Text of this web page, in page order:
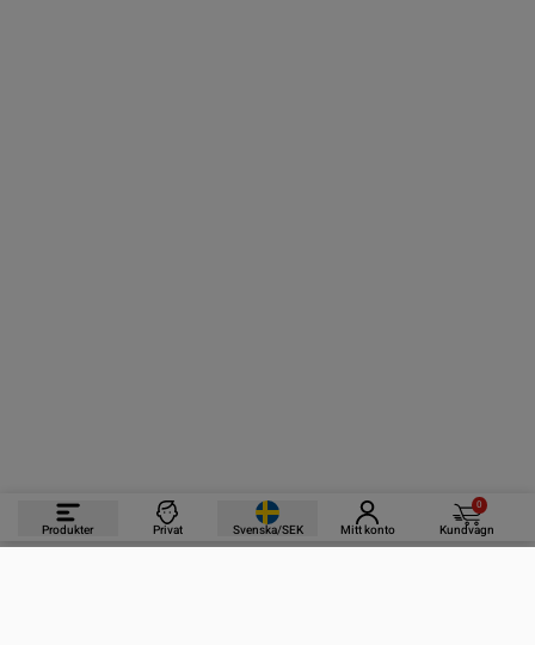
Produkter Privat Svenska/SEK Mitt konto
0
Kundvagn